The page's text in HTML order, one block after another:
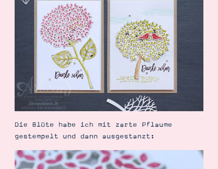
Suche Impressum Datenschutz
Die Blüte habe ich mit zarte Pflaume
gestempelt und dann ausgestanzt: